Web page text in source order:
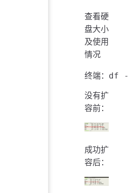
查看硬
盘大小
及使用
情况
没有扩
容前：
成功扩
容后：